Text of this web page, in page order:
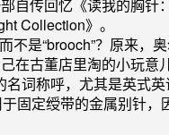
自传回忆《读我的胸针
Collection》。
不是“brooch”？原来，
在古董店里淘的小玩意
名词称呼，尤其是英式
固定绶带的金属别针，